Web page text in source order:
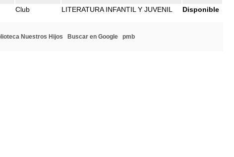
Club LITERATURA INFANTIL Y JUVENIL Disponible
Nuestros Hijos Buscar en Google pmb